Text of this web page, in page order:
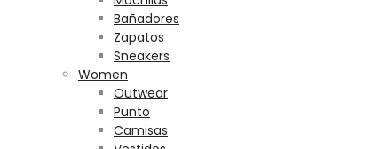
Bañadores
Zapatos
Sneakers
Women
Outwear
Punto
Camisas